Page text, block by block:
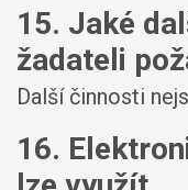
15. Jaké
žadateli
Další činnosti
16.